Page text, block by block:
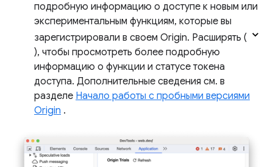
подробную информацию о доступе к новым или
экспериментальным функциям, которые вы
зарегистрировали в своем Origin. Расширять (
), чтобы просмотреть более подробную
информацию о функции и статусе токена
доступа. Дополнительные сведения см. в
разделе Начало работы с пробными версиями
Origin .